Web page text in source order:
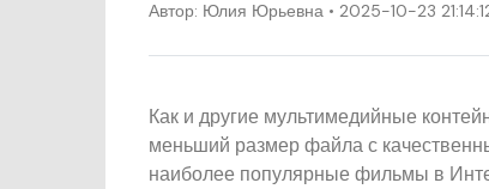
Автор: Юлия Юрьевна • 2025-10-23
Как и другие мультимедийные
меньший размер файла с
наиболее популярные фильмы в